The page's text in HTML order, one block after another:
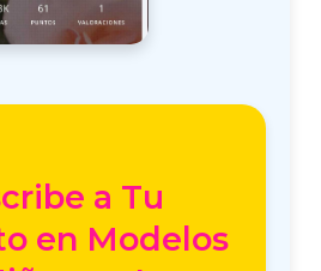
a Tu
en Modelos